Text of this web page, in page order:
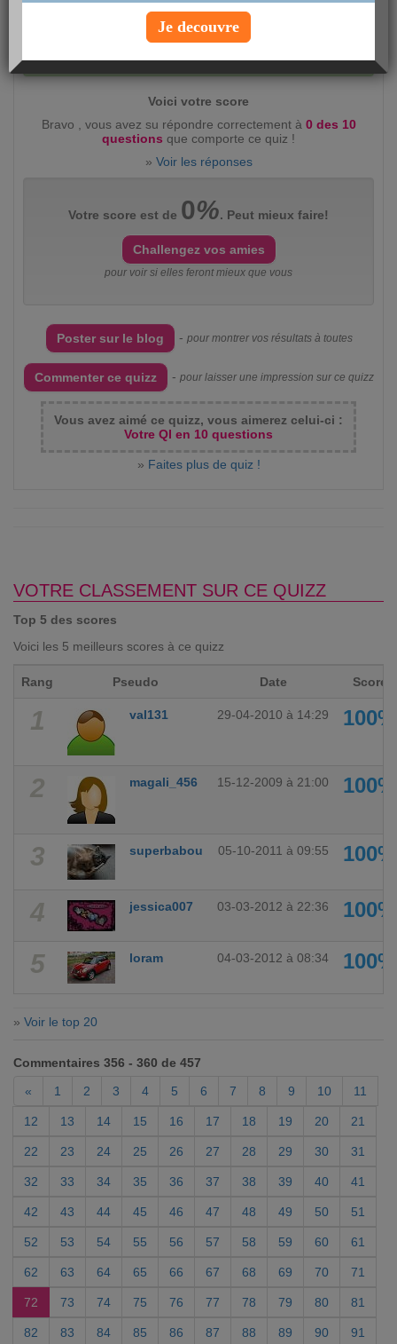
Evaluez ce quizz : intéressant (2360)
Voici votre score
Bravo , vous avez su répondre correctement à 0 des 10
questions que comporte ce quiz !
» Voir les réponses
Votre score est de 0%. Peut mieux faire!
Challengez vos amies
pour voir si elles feront mieux que vous
Poster sur le blog - pour montrer vos résultats à toutes
Commenter ce quizz - pour laisser une impression sur ce quizz
Vous avez aimé ce quizz, vous aimerez celui-ci :
Votre QI en 10 questions
» Faites plus de quiz !
VOTRE CLASSEMENT SUR CE QUIZZ
Top 5 des scores
Voici les 5 meilleurs scores à ce quizz
Rang Pseudo Date Score
1 val131 29-04-2010 à 14:29 100%
2 magali_456 15-12-2009 à 21:00 100%
3 superbabou 05-10-2011 à 09:55 100%
4 jessica007 03-03-2012 à 22:36 100%
5 loram 04-03-2012 à 08:34 100%
» Voir le top 20
Commentaires 356 - 360 de 457
«
1 2 3 4 5 6 7 8 9 10 11
12 13 14 15 16 17 18 19 20 21
22 23 24 25 26 27 28 29 30 31
32 33 34 35 36 37 38 39 40 41
42 43 44 45 46 47 48 49 50 51
52 53 54 55 56 57 58 59 60 61
62 63 64 65 66 67 68 69 70 71
72 73 74 75 76 77 78 79 80 81
82 83 84 85 86 87 88 89 90 91
Je decouvre